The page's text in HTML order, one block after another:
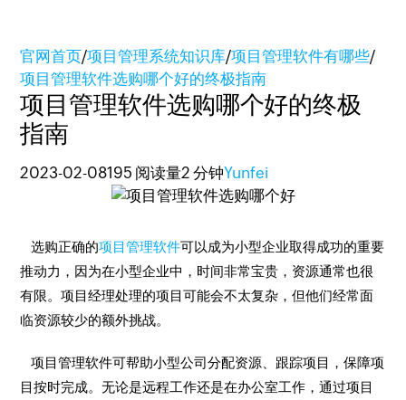
官网首页/项目管理系统知识库/项目管理软件有哪些/
项目管理软件选购哪个好的终极指南
项目管理软件选购哪个好的终极
指南
2023-02-08195 阅读量2 分钟Yunfei
选购正确的项目管理软件可以成为小型企业取得成功的重要
推动力，因为在小型企业中，时间非常宝贵，资源通常也很
有限。项目经理处理的项目可能会不太复杂，但他们经常面
临资源较少的额外挑战。
项目管理软件可帮助小型公司分配资源、跟踪项目，保障项
目按时完成。无论是远程工作还是在办公室工作，通过项目